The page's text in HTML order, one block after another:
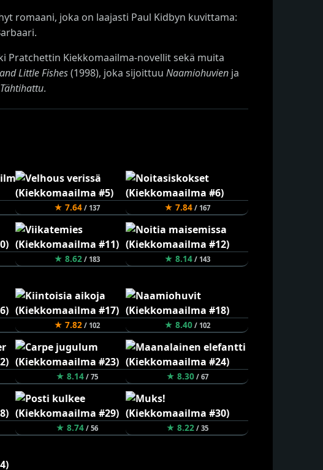
romaani, joka on laajasti Paul Kidbyn kuvittama:
Pratchettin Kiekkomaailma-novellit sekä muita
Little Fishes(1998), joka sijoittuu Naamiohuvien ja
Tähtihattu.
★ 7.64/ 137 ★ 7.84/ 167
★ 8.62/ 183 ★ 8.14/ 143
★ 7.82/ 102 ★ 8.40/ 102
★ 8.14/ 75 ★ 8.30/ 67
★ 8.74/ 56 ★ 8.22/ 35